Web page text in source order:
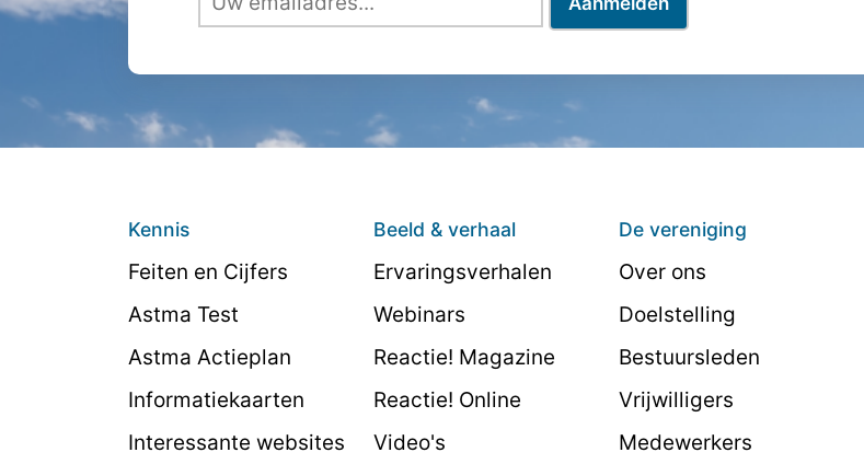
Kennis
Feiten en Cijfers
Astma Test
Astma Actieplan
Informatiekaarten
Interessante websites
Beeld & verhaal
Ervaringsverhalen
Webinars
Reactie! Magazine
Reactie! Online
Video's
De vereniging
Over ons
Doelstelling
Bestuursleden
Vrijwilligers
Medewerkers